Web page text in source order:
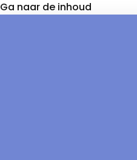
Ga naar de inhoud